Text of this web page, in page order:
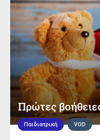
Πρώτες
Παιδιατρική VOD